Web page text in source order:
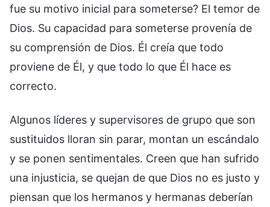
fue su motivo inicial para someterse? El temor de
Dios. Su capacidad para someterse provenía de
su comprensión de Dios. Él creía que todo
proviene de Él, y que todo lo que Él hace es
correcto.
Algunos líderes y supervisores de grupo que son
sustituidos lloran sin parar, montan un escándalo
y se ponen sentimentales. Creen que han sufrido
una injusticia, se quejan de que Dios no es justo y
piensan que los hermanos y hermanas deberían